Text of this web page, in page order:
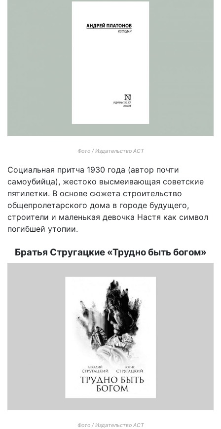
Фото / Издательство АСТ
Социальная притча 1930 года (автор почти
самоубийца), жестоко высмеивающая советские
пятилетки. В основе сюжета строительство
общепролетарского дома в городе будущего,
строители и маленькая девочка Настя как символ
погибшей утопии.
Братья Стругацкие «Трудно быть богом»
Фото / Издательство АСТ